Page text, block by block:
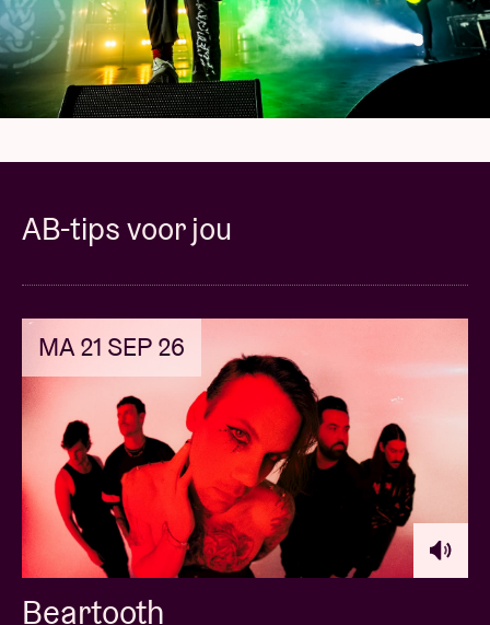
AB-tips voor jou
MA 21 SEP 26
Beartooth